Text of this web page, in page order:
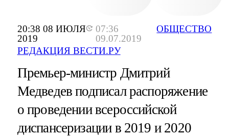
20:38 08 ИЮЛЯ
2019
07:36
09.07.2019
РЕДАКЦИЯ ВЕСТИ.РУ
ОБЩЕСТВО
Премьер-министр Дмитрий
Медведев подписал распоряжение
о проведении всероссийской
диспансеризации в 2019 и 2020